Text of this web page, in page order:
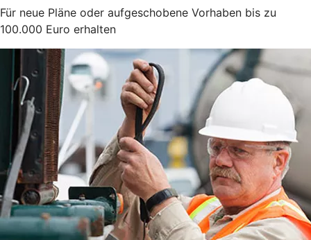
Für neue Pläne oder aufgeschobene Vorhaben bis zu
100.000 Euro erhalten